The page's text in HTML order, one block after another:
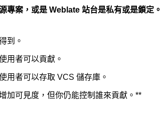
格式
專案，或是 Weblate 站台是私有或是鎖定。
到。
用者可以貢獻。
用者可以存取 VCS 儲存庫。
加可見度，但你仍能控制誰來貢獻。**